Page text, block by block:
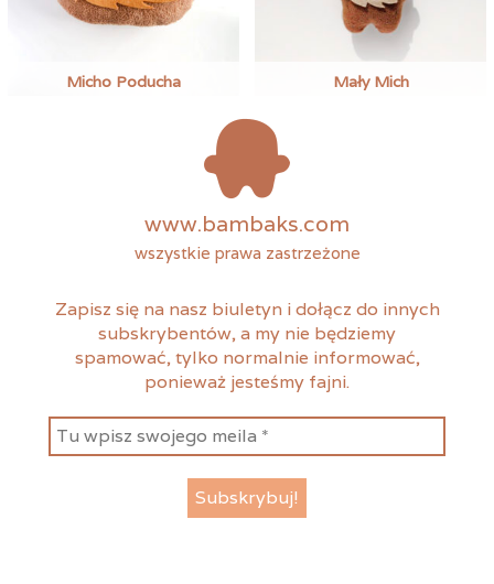
Micho Poducha Mały Mich
www.bambaks.com
wszystkie prawa zastrzeżone
Zapisz się na nasz biuletyn i dołącz do innych
subskrybentów, a my nie będziemy
spamować, tylko normalnie informować,
ponieważ jesteśmy fajni.